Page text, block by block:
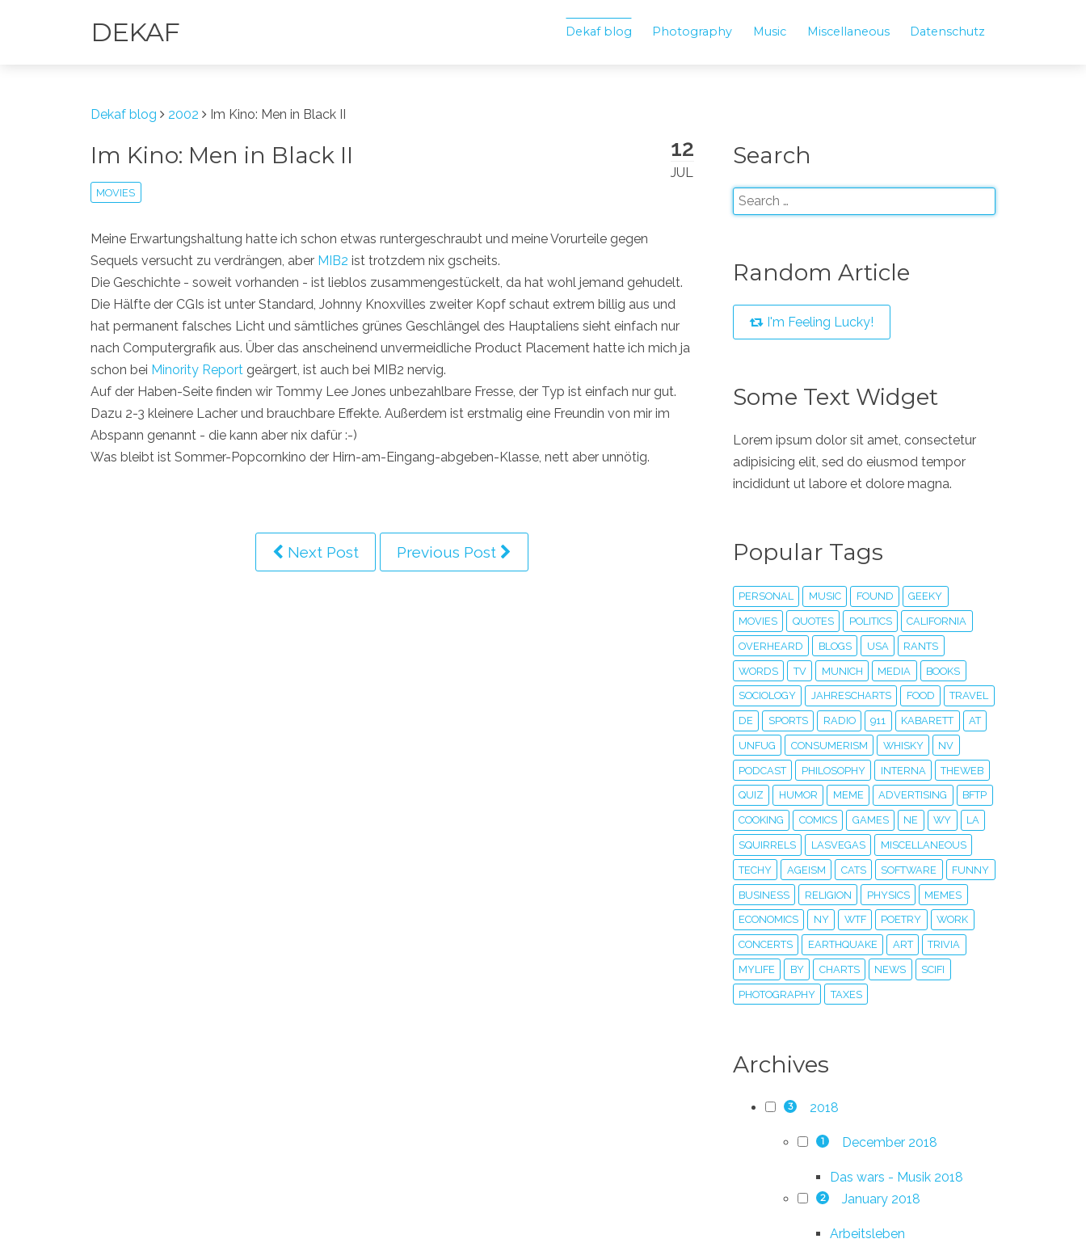
DEKAF Dekaf blog Photography Music Miscellaneous Datenschutz
Dekaf blog 2002 Im Kino: Men in Black II
12
JUL
Im Kino: Men in Black II
MOVIES
Meine Erwartungshaltung hatte ich schon etwas runtergeschraubt und meine Vorurteile gegen
Sequels versucht zu verdrängen, aber MIB2 ist trotzdem nix gscheits.
Die Geschichte - soweit vorhanden - ist lieblos zusammengestückelt, da hat wohl jemand gehudelt.
Die Hälfte der CGIs ist unter Standard, Johnny Knoxvilles zweiter Kopf schaut extrem billig aus und
hat permanent falsches Licht und sämtliches grünes Geschlängel des Hauptaliens sieht einfach nur
nach Computergrafik aus. Über das anscheinend unvermeidliche Product Placement hatte ich mich ja
schon bei Minority Report geärgert, ist auch bei MIB2 nervig.
Auf der Haben-Seite finden wir Tommy Lee Jones unbezahlbare Fresse, der Typ ist einfach nur gut.
Dazu 2-3 kleinere Lacher und brauchbare Effekte. Außerdem ist erstmalig eine Freundin von mir im
Abspann genannt - die kann aber nix dafür :-)
Was bleibt ist Sommer-Popcornkino der Hirn-am-Eingang-abgeben-Klasse, nett aber unnötig.
Next Post Previous Post
Search
Random Article
I'm Feeling Lucky!
Some Text Widget
Lorem ipsum dolor sit amet, consectetur
adipisicing elit, sed do eiusmod tempor
incididunt ut labore et dolore magna.
Popular Tags
PERSONAL MUSIC FOUND GEEKY
MOVIES QUOTES POLITICS CALIFORNIA
OVERHEARD BLOGS USA RANTS
WORDS TV MUNICH MEDIA BOOKS
SOCIOLOGY JAHRESCHARTS FOOD TRAVEL
DE SPORTS RADIO 911 KABARETT AT
UNFUG CONSUMERISM WHISKY NV
PODCAST PHILOSOPHY INTERNA THEWEB
QUIZ HUMOR MEME ADVERTISING BFTP
COOKING COMICS GAMES NE WY LA
SQUIRRELS LASVEGAS MISCELLANEOUS
TECHY AGEISM CATS SOFTWARE FUNNY
BUSINESS RELIGION PHYSICS MEMES
ECONOMICS NY WTF POETRY WORK
CONCERTS EARTHQUAKE ART TRIVIA
MYLIFE BY CHARTS NEWS SCIFI
PHOTOGRAPHY TAXES
Archives
3 2018
1 December 2018
Das wars - Musik 2018
2 January 2018
Arbeitsleben